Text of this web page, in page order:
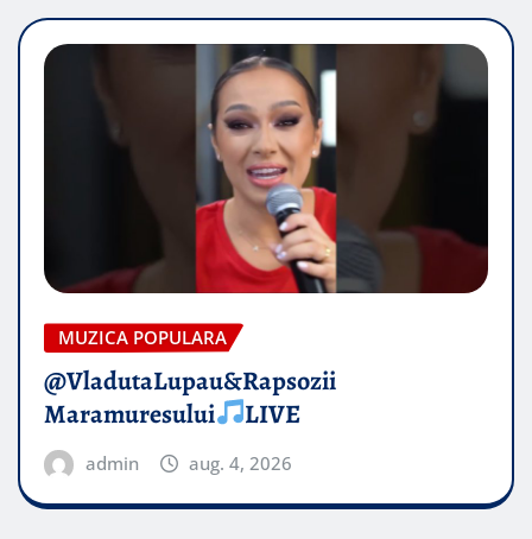
MUZICA POPULARA
@VladutaLupau&Rapsozii
Maramuresului
LIVE
admin aug. 4, 2026